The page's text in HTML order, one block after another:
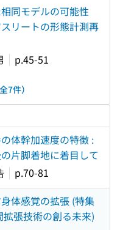
同モデルの可能性
リートの形態計測再
p.45-51
7件）
体幹加速度の特徴 :
片脚着地に着目して
p.70-81
体感覚の拡張 (特集
張技術の創る未来)